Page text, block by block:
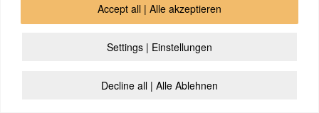
Settings | Einstellungen
Decline all | Alle Ablehnen
Accept all | Alle akzeptieren
: Zeitdauer bis zu einer halben Stunde als inneres
Zittern.
Stammhirn: bis zu max. vier Stunden.
Neumesoderm-Strukturen außerhalb des Darms) .